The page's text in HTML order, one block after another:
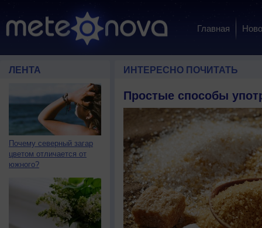
Главная
ЛЕНТА
Почему северный загар
цветом отличается от
южного?
ИНТЕРЕСНО ПОЧИТАТЬ
Простые способы